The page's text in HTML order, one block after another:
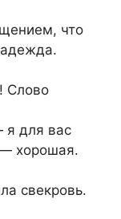
что
Слово
я для вас
хорошая.
свекровь.